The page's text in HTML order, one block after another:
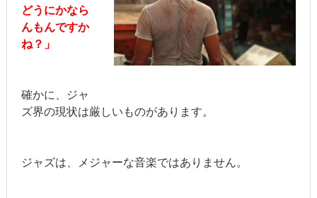
どうにかなら
んもんですか
ね？」
確かに、ジャ
ズ界の現状は厳しいものがあります。
ジャズは、メジャーな音楽ではありません。